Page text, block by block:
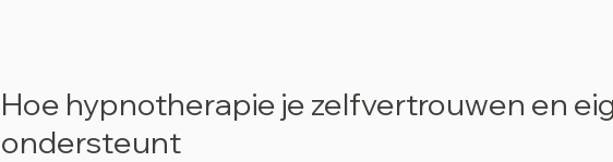
Hoe hypnotherapie je zelfvertrouwen en
ondersteunt